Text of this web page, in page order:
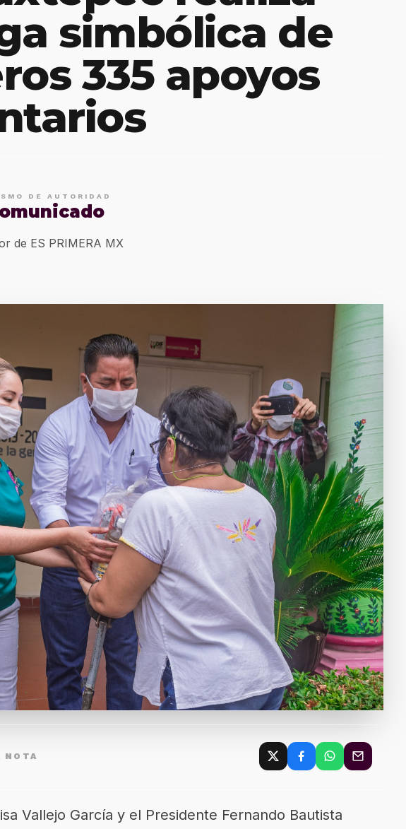
simbólica de
335 apoyos
DE AUTORIDAD
de ES PRIMERA MX
NOTA
Vallejo García y el Presidente Fernando Bautista